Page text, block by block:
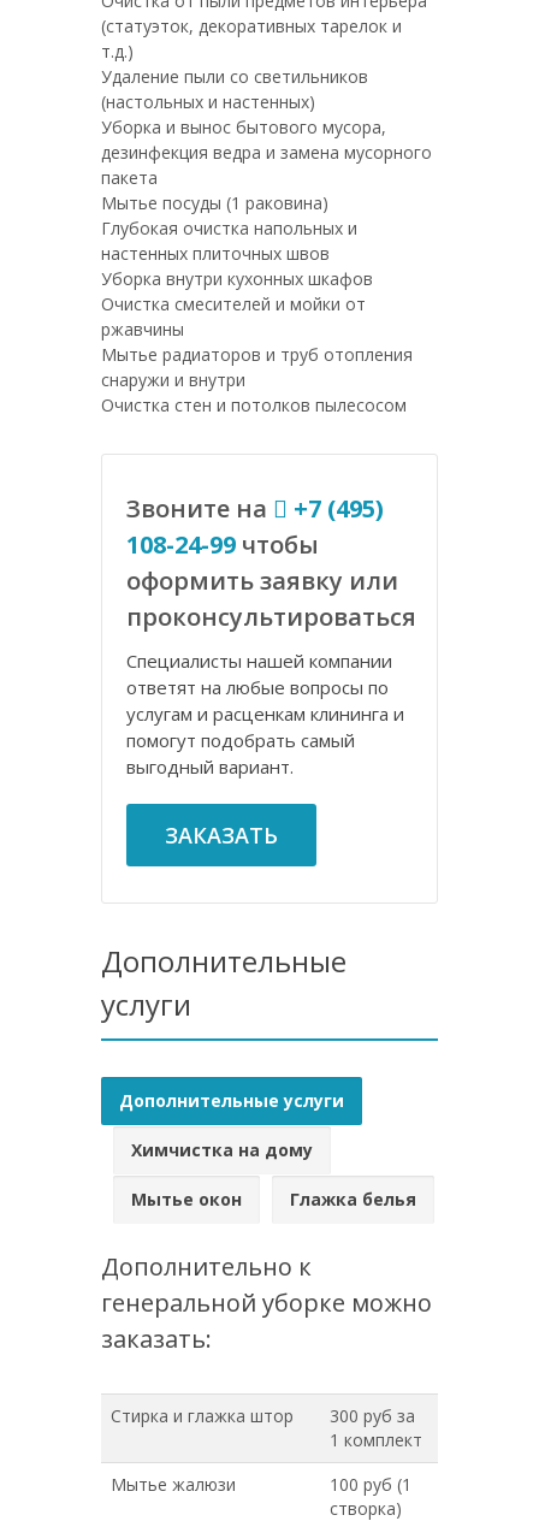
(статуэток, декоративных тарелок и
т.д.)
Удаление пыли со светильников
(настольных и настенных)
Уборка и вынос бытового мусора,
дезинфекция ведра и замена мусорного
пакета
Мытье посуды (1 раковина)
Глубокая очистка напольных и
настенных плиточных швов
Уборка внутри кухонных шкафов
Очистка смесителей и мойки от
ржавчины
Мытье радиаторов и труб отопления
снаружи и внутри
Очистка стен и потолков пылесосом
Звоните на
+7 (495)
108-24-99 чтобы
оформить заявку или
проконсультироваться
Специалисты нашей компании
ответят на любые вопросы по
услугам и расценкам клининга и
помогут подобрать самый
выгодный вариант.
ЗАКАЗАТЬ
Дополнительные
услуги
Дополнительные услуги
Химчистка на дому
Мытье окон Глажка белья
Дополнительно к
генеральной уборке можно
заказать:
Стирка и глажка штор
300 руб за
1 комплект
Мытье жалюзи
100 руб (1
створка)